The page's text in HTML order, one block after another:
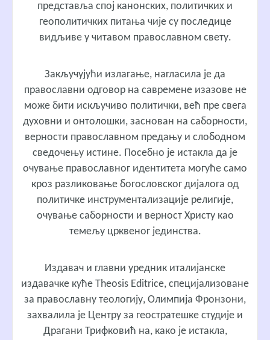
представља спој канонских, политичких и
геополитичких питања чије су последице
видљиве у читавом православном свету.
Закључујући излагање, нагласила је да
православни одговор на савремене изазове не
може бити искључиво политички, већ пре свега
духовни и онтолошки, заснован на саборности,
верности православном предању и слободном
сведочењу истине. Посебно је истакла да је
очување православног идентитета могуће само
кроз разликовање богословског дијалога од
политичке инструментализације религије,
очување саборности и верност Христу као
темељу црквеног јединства.
Издавач и главни уредник италијанске
издавачке куће Theosis Editrice, специјализоване
за православну теологију, Олимпија Фронзони,
захвалила је Центру за геостратешке студије и
Драгани Трифковић на, како је истакла,